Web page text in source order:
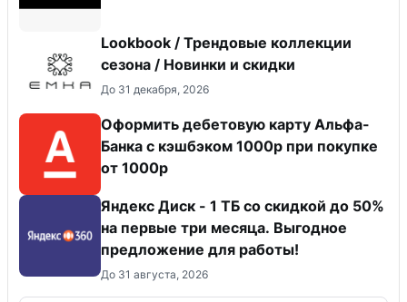
Lookbook / Трендовые коллекции
сезона / Новинки и скидки
До 31 декабря, 2026
Оформить дебетовую карту Альфа-
Банка с кэшбэком 1000р при покупке
от 1000р
Яндекс Диск - 1 ТБ со скидкой до 50%
на первые три месяца. Выгодное
предложение для работы!
До 31 августа, 2026